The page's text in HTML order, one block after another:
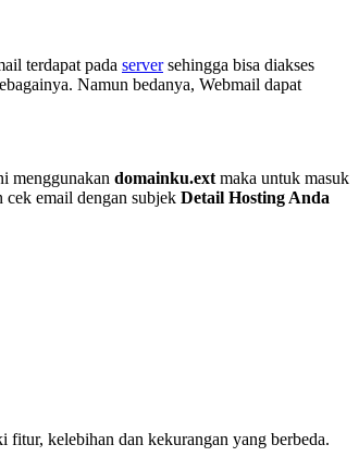
terdapat pada serversehingga bisa diakses
Namun bedanya, Webmail dapat
menggunakan domainku.ext maka untuk masuk
cek email dengan subjek Detail Hosting Anda
kelebihan dan kekurangan yang berbeda.